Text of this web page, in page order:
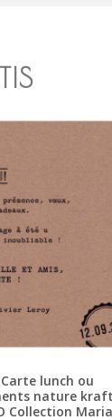
lunch ou
nature
Collection